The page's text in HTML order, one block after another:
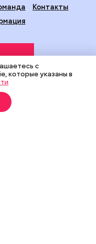
Контакты
Департамента
города Москвы.
технологии
с
которые указаны в